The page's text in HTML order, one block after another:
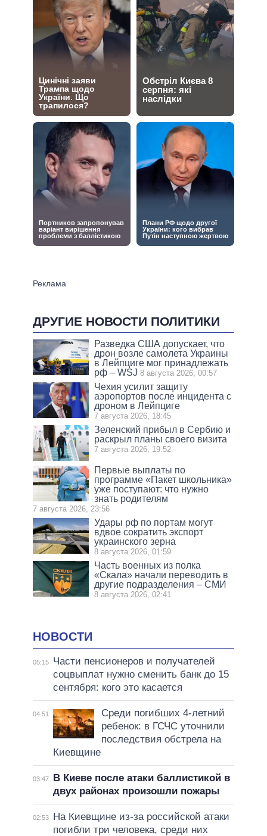
ДРУГИЕ НОВОСТИ ПОЛИТИКИ
Разведка США допускает, что
дрон возле самолета Украины
в Лейпциге мог принадлежать
рф – WSJ 8 августа 2026, 00:57
Чехия усилит защиту
аэропортов после инцидента с
дроном в Лейпциге
7 августа 2026, 18:45
Зеленский прибыл в Сербию и
раскрыл планы своего визита
7 августа 2026, 19:52
Первые выплаты по
программе «Пакет школьника»
уже поступают: что нужно
знать родителям
7 августа 2026, 23:56
Удары рф по портам могут
вдвое сократить экспорт
украинского зерна
8 августа 2026, 01:59
Часть военных из полка
«Скала» начали переводить в
другие подразделения – СМИ
8 августа 2026, 02:41
НОВОСТИ
05:15
Части пенсионеров и получателей
соцвыплат нужно сменить банк до 15
сентября: кого это касается
04:51
Среди погибших 4-летний
ребенок: в ГСЧС уточнили
последствия обстрела на
Киевщине
03:47
В Киеве после атаки баллистикой в
двух районах произошли пожары
02:53
На Киевщине из-за российской атаки
погибли три человека, среди них